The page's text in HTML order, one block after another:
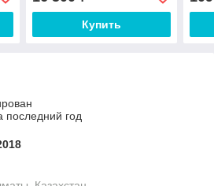
Купить
последний год